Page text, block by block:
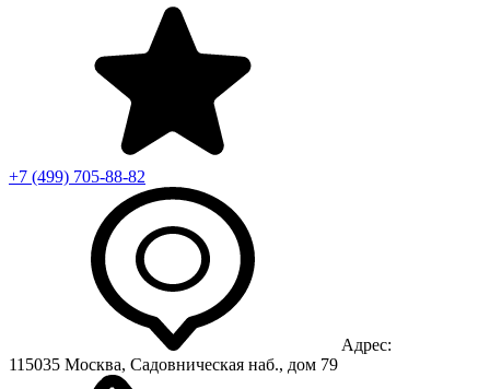
+7 (499) 705-88-82
Адрес:
115035 Москва, Садовническая наб., дом 79